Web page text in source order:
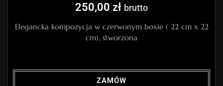
250,00 zł brutto
Elegancka kompozycja w czerwonym boxie ( 22 cm x 22
cm), stworzona
ZAMÓW